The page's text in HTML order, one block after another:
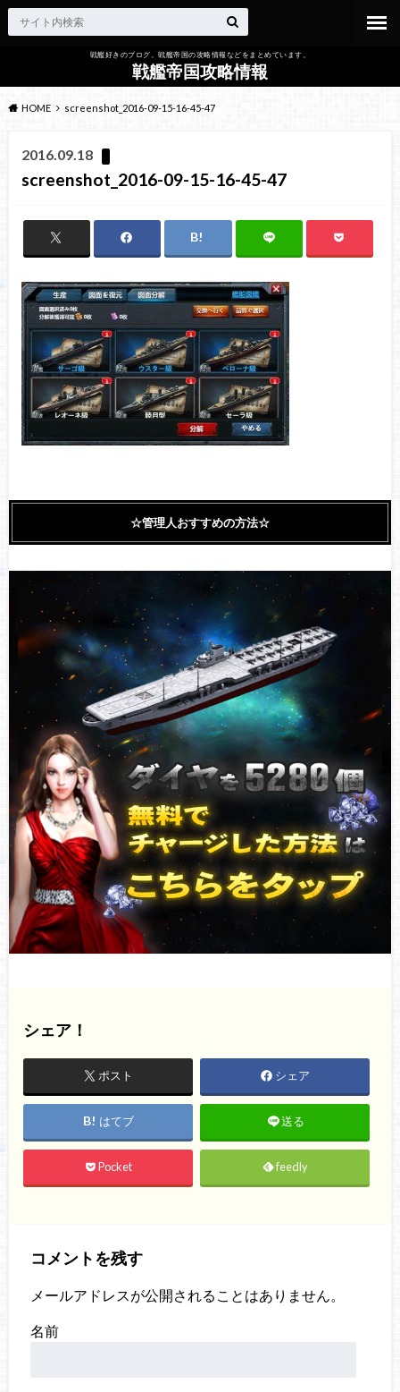
戦艦好きのブログ。戦艦帝国の攻略情報などをまとめています。
戦艦帝国攻略情報
HOME screenshot_2016-09-15-16-45-47
2016.09.18
screenshot_2016-09-15-16-45-47
☆管理人おすすめの方法☆
シェア！
ポスト シェア
はてブ 送る
Pocket feedly
コメントを残す
メールアドレスが公開されることはありません。
名前